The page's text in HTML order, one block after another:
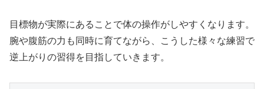
目標物が実際にあることで体の操作がしやすくなります。
腕や腹筋の力も同時に育てながら、こうした様々な練習で
逆上がりの習得を目指していきます。